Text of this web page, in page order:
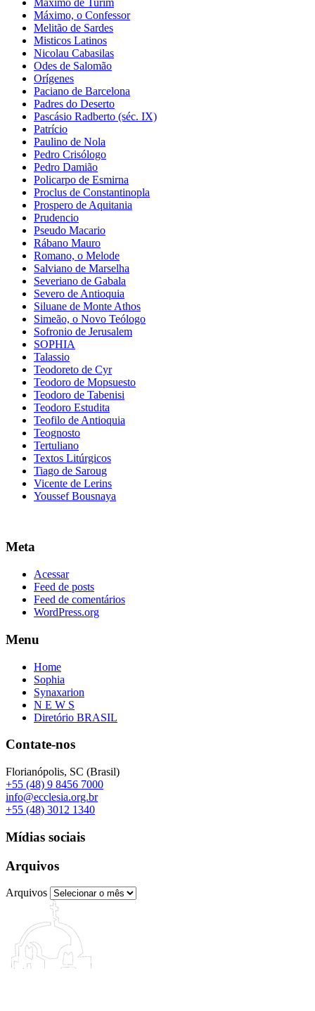
Máximo, o Confessor
Melitão de Sardes
Misticos Latinos
Nicolau Cabasilas
Odes de Salomão
Orígenes
Paciano de Barcelona
Padres do Deserto
Pascásio Radberto (séc. IX)
Patrício
Paulino de Nola
Pedro Crisólogo
Pedro Damião
Policarpo de Esmirna
Proclus de Constantinopla
Prospero de Aquitania
Prudencio
Pseudo Macario
Rábano Mauro
Romano, o Melode
Salviano de Marselha
Severiano de Gabala
Severo de Antioquia
Siluane de Monte Athos
Simeão, o Novo Teólogo
Sofronio de Jerusalem
SOPHIA
Talassio
Teodoreto de Cyr
Teodoro de Mopsuesto
Teodoro de Tabenisi
Teodoro Estudita
Teofilo de Antioquia
Teognosto
Tertuliano
Textos Litúrgicos
Tiago de Saroug
Vicente de Lerins
Youssef Bousnaya
Meta
Acessar
Feed de posts
Feed de comentários
WordPress.org
Menu
Home
Sophia
Synaxarion
N E W S
Diretório BRASIL
Contate-nos
Florianópolis, SC (Brasil)
+55 (48) 9 8456 7000
info@ecclesia.org.br
+55 (48) 3012 1340
Mídias sociais
Arquivos
Arquivos